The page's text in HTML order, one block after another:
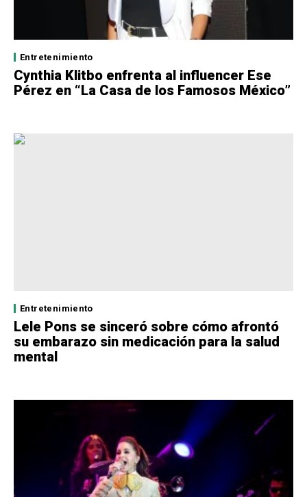
Entretenimiento
Cynthia Klitbo enfrenta al influencer Ese
Pérez en “La Casa de los Famosos México”
Entretenimiento
Lele Pons se sinceró sobre cómo afrontó
su embarazo sin medicación para la salud
mental